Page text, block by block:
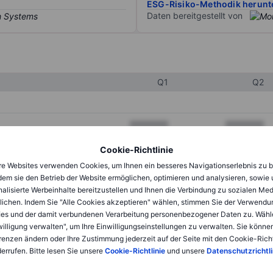
Cookie-Richtlinie
Websites verwenden Cookies, um Ihnen ein besseres Navigationserlebnis zu
sie den Betrieb der Website ermöglichen, optimieren und analysieren, sowie
Werbeinhalte bereitzustellen und Ihnen die Verbindung zu sozialen
Indem Sie "Alle Cookies akzeptieren" wählen, stimmen Sie der
und der damit verbundenen Verarbeitung personenbezogener Daten zu.
verwalten", um Ihre Einwilligungseinstellungen zu verwalten. Sie
ändern oder Ihre Zustimmung jederzeit auf der Seite mit den Cookie-
Bitte lesen Sie unsere Cookie-Richtlinieund unsere
ESG-Risiko-Methodik
Daten bereitgestellt von
Q1 Q2
XXXXXXX XXXXXXX
XXXXXXX
XXXXXXX XXXXXXX
XXXXXXX XXXXXXX
XXXXXXX XXXXXXX